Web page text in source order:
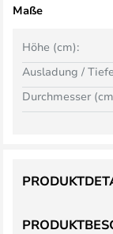
Maße
Höhe (cm):
Ausladung /
Durchmesser